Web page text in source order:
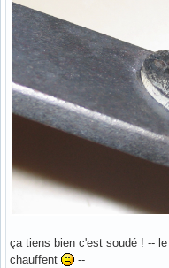
ça tiens bien c'est soudé ! --
chauffent
--